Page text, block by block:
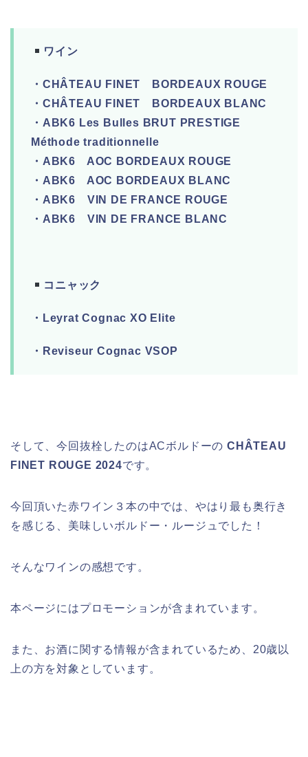
ワイン
・CHÂTEAU FINET BORDEAUX ROUGE
・CHÂTEAU FINET BORDEAUX BLANC
・ABK6 Les Bulles BRUT PRESTIGE
Méthode traditionnelle
・ABK6 AOC BORDEAUX ROUGE
・ABK6 AOC BORDEAUX BLANC
・ABK6 VIN DE FRANCE ROUGE
・ABK6 VIN DE FRANCE BLANC
コニャック
・Leyrat Cognac XO Elite
・Reviseur Cognac VSOP
そして、今回抜栓したのはACボルドーの CHÂTEAU
FINET ROUGE 2024です。
今回頂いた赤ワイン３本の中では、やはり最も奥行き
を感じる、美味しいボルドー・ルージュでした！
そんなワインの感想です。
本ページにはプロモーションが含まれてい ます。
また、お酒に関する情報が含まれているため、20歳以
上の方を対象としています。